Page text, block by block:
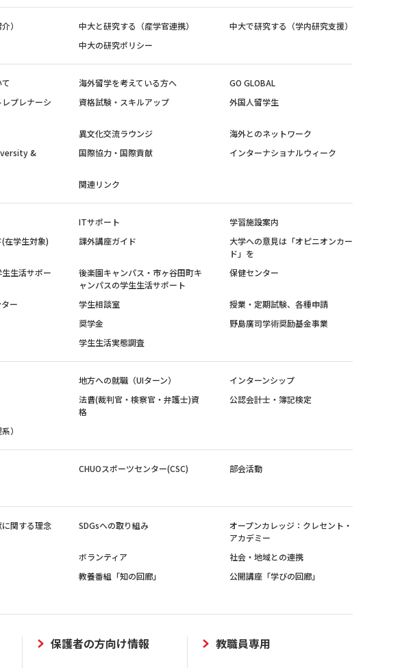
） 中大と研究する（産学官連携）
中大で研究する（学内研究支援）
中大の研究ポリシー
海外留学を考えている方へ
GO GLOBAL
プレナーシ
資格試験・スキルアップ 外国人留学生
異文化交流ラウンジ
海外とのネットワーク
&
国際協力・国際貢献 インターナショナルウィーク
関連リンク
ITサポート
学習施設案内
在学生対象)
課外講座ガイド
大学への意見は「オピニオンカー
ド」を
生活サポー
後楽園キャンパス・市ヶ谷田町キ
ャンパスの学生生活サポート
保健センター
ー 学生相談室
授業・定期試験、各種申請
奨学金
野島廣司学術奨励基金事業
学生生活実態調査
地方への就職（UIターン）
インターンシップ
法曹(裁判官・検察官・弁護士)資
格
公認会計士・簿記検定
）
CHUOスポーツセンター(CSC)
部会活動
関する理念 SDGsへの取り組み
オープンカレッジ：クレセント・
アカデミー
ボランティア
社会・地域との連携
教養番組「知の回廊」
公開講座「学びの回廊」
保護者の方向け情報 教職員専用